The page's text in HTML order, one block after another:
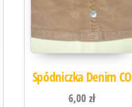
Spódniczka Denim CO
6,00zł